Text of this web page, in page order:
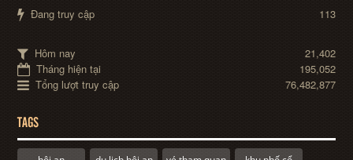
Đang truy cập 113
Hôm nay
21,402
Tháng hiện tại
195,052
Tổng lượt truy cập
76,482,877
TAGS